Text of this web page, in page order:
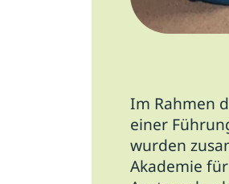
Im Rahmen
einer
wurden
Akademie